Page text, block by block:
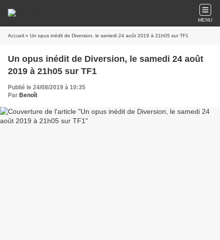
MENU
Accueil » Un opus inédit de Diversion, le samedi 24 août 2019 à 21h05 sur TF1
Un opus inédit de Diversion, le samedi 24 août
2019 à 21h05 sur TF1
Publié le 24/08/2019 à 10:35
Par Benoît